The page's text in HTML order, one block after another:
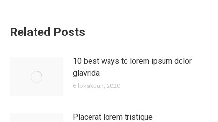
Related Posts
10 best ways to lorem ipsum dolor
glavrida
6 lokakuun, 2020
Placerat lorem tristique